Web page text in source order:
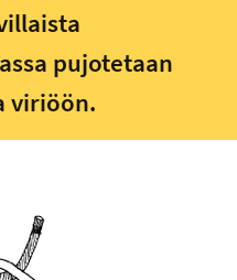
pujotetaan
viriöön.